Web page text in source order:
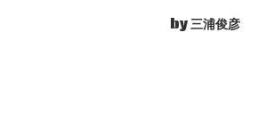
by 三浦俊彦